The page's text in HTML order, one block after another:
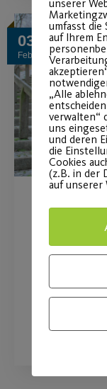
03
Feb.
Vielen
unserer
umfasst die
auf Ihrem
„Alle
verwalten“
uns
und deren
die
Cookies
(z.B. in der
auf unserer